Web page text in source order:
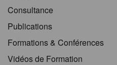
Consultance
Publications
Formations & Conférences
Vidéos de Formation